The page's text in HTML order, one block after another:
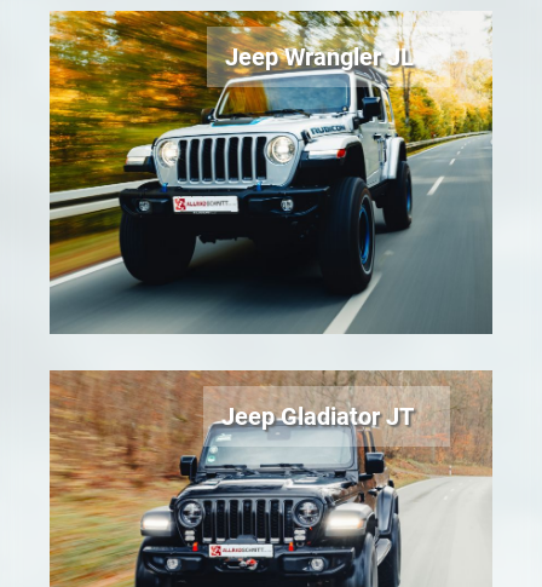
Jeep Wrangler JL
Jeep Gladiator JT